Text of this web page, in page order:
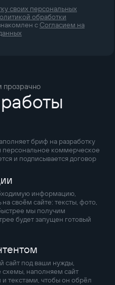
своих персональных
обработки
с Согласием на
прозрачно
бриф на разработку
персональное коммерческое
и подписывается договор
информацию,
своём сайте: тексты, фото,
мы получим
будет запущен готовый
сайт под ваши нужды,
наполняем сайт
текстами, чтобы он обрёл